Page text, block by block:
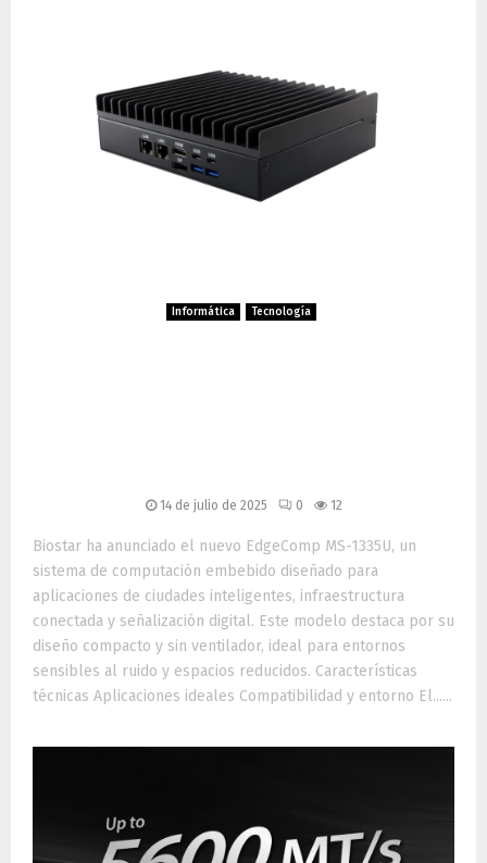
Informática Tecnología
14 de julio de 2025 0 12
Biostar ha anunciado el nuevo EdgeComp MS-1335U, un
sistema de computación embebido diseñado para
aplicaciones de ciudades inteligentes, infraestructura
conectada y señalización digital. Este modelo destaca por su
diseño compacto y sin ventilador, ideal para entornos
sensibles al ruido y espacios reducidos. Características
técnicas Aplicaciones ideales Compatibilidad y entorno El......